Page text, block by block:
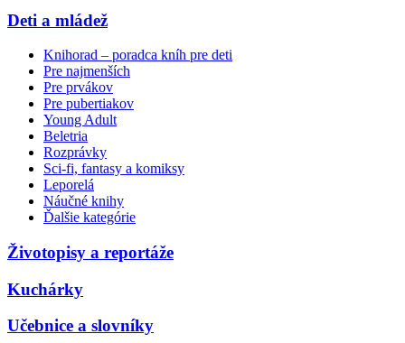
Deti a mládež
Knihorad – poradca kníh pre deti
Pre najmenších
Pre prvákov
Pre pubertiakov
Young Adult
Beletria
Rozprávky
Sci-fi, fantasy a komiksy
Leporelá
Náučné knihy
Ďalšie kategórie
Životopisy a reportáže
Kuchárky
Učebnice a slovníky